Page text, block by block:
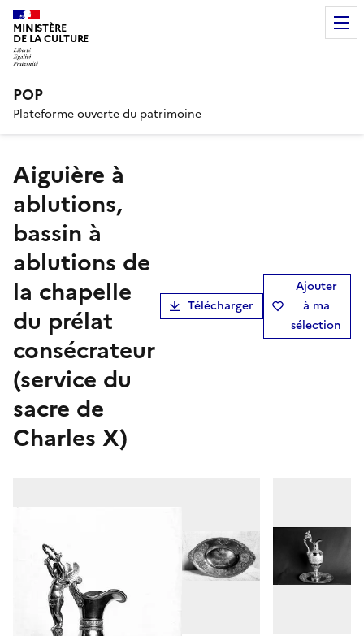
MINISTÈRE
DE LA CULTURE
POP
Plateforme ouverte du patrimoine
aiguière à
ablutions,
bassin à
ablutions de
la chapelle
du prélat
consécrateur
(service du
sacre de
Charles X)
Télécharger
Ajouter
à ma
sélection